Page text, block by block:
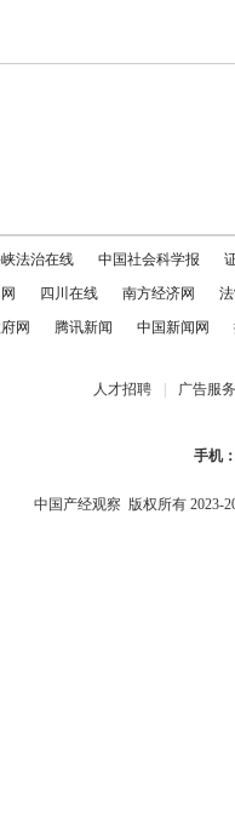
法治在线 中国社会科学报
四川在线 南方经济网
网 腾讯新闻 中国新闻网
人才招聘 广告服务
手机
中国产经观察 版权所有 2023-